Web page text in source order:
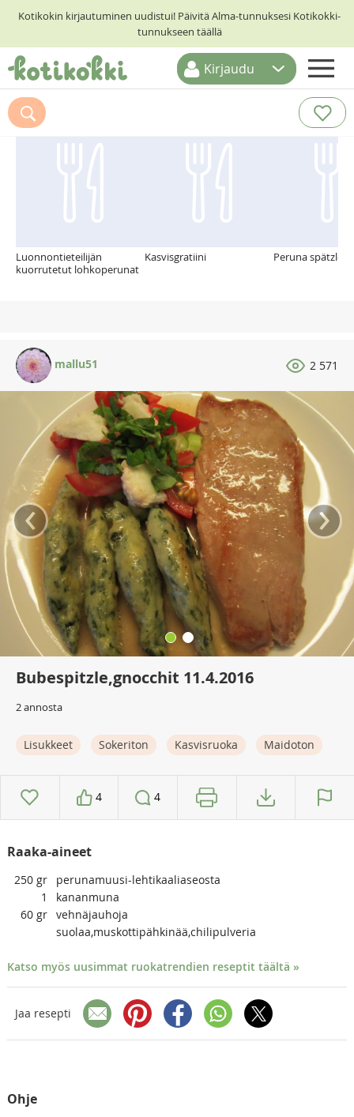
Kotikokin kirjautuminen uudistui! Päivitä Alma-tunnuksesi Kotikokki-
tunnukseen täällä
ETUSIVU
RESEPTIHAKU
Kirjaudu
Suosittelemme myös
Luonnontieteilijän
kuorrutetut lohkoperunat
Kasvisgratiini Peruna spätzlet
mallu51 2 571
‹ ›
Bubespitzle,gnocchit 11.4.2016
2 annosta
Lisukkeet Sokeriton Kasvisruoka Maidoton
4 4
Raaka-aineet
250 gr
perunamuusi-lehtikaaliaseosta
1
kananmuna
60 gr vehnäjauhoja
suolaa,muskottipähkinää,chilipulveria
Katso myös uusimmat ruokatrendien reseptit täältä »
Jaa resepti
Ohje